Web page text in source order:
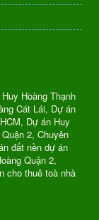
Hoàng Thạnh
Cát Lái, Dự án
Dự án Huy
2, Chuyên
đất nền dự án
Quận 2,
cho thuê toà nhà